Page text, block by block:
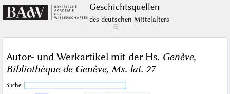
Geschichts­quellen
des deutschen Mittelalters
☰
Autor- und Werkartikel mit der Hs. Genève,
Bibliothèque de Genève, Ms. lat. 27
Suche: